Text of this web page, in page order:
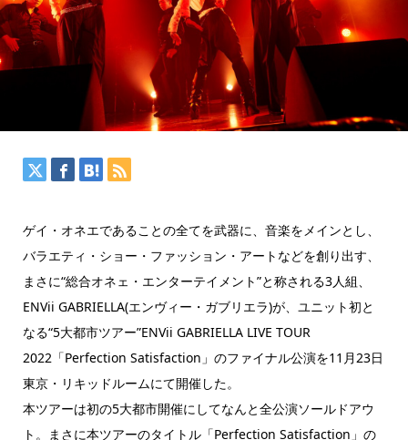
ゲイ・オネエであることの全てを武器に、音楽をメインとし、
バラエティ・ショー・ファッション・アートなどを創り出す、
まさに“総合オネェ・エンターテイメント”と称される3人組、
ENVii GABRIELLA(エンヴィー・ガブリエラ)が、ユニット初と
なる“5大都市ツアー”ENVii GABRIELLA LIVE TOUR
2022「Perfection Satisfaction」のファイナル公演を11月23日
東京・リキッドルームにて開催した。
本ツアーは初の5大都市開催にしてなんと全公演ソールドアウ
ト。まさに本ツアーのタイトル「Perfection Satisfaction」の